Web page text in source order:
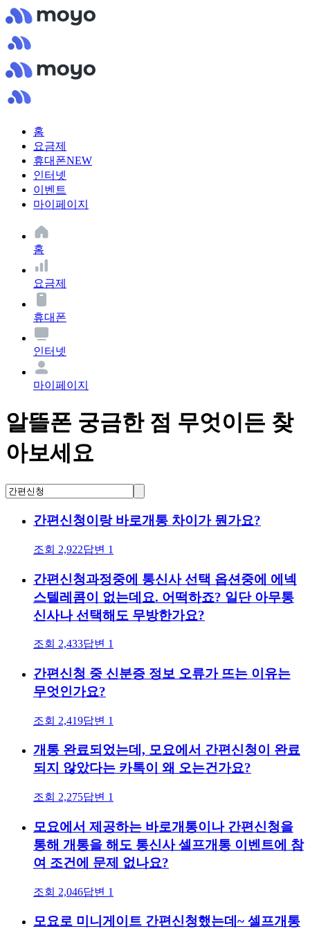
홈
요금제
휴대폰NEW
인터넷
이벤트
마이페이지
홈
요금제
휴대폰
인터넷
마이페이지
알뜰폰 궁금한 점 무엇이든 찾
아보세요
간편신청이랑 바로개통 차이가 뭔가요?
조회 2,922답변 1
간편신청과정중에 통신사 선택 옵션중에 에넥
스텔레콤이 없는데요. 어떡하죠? 일단 아무통
신사나 선택해도 무방한가요?
조회 2,433답변 1
간편신청 중 신분증 정보 오류가 뜨는 이유는
무엇인가요?
조회 2,419답변 1
개통 완료되었는데, 모요에서 간편신청이 완료
되지 않았다는 카톡이 왜 오는건가요?
조회 2,275답변 1
모요에서 제공하는 바로개통이나 간편신청을
통해 개통을 해도 통신사 셀프개통 이벤트에 참
여 조건에 문제 없나요?
조회 2,046답변 1
모요로 미니게이트 간편신청했는데~ 셀프개통